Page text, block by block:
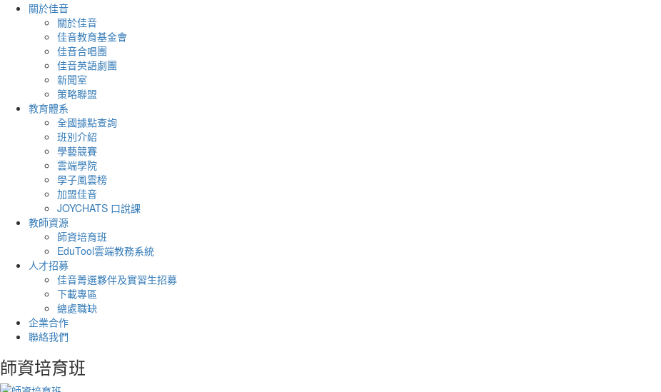
關於佳音
關於佳音
佳音教育基金會
佳音合唱團
佳音英語劇團
新聞室
策略聯盟
教育體系
全國據點查詢
班別介紹
學藝競賽
雲端學院
學子風雲榜
加盟佳音
JOYCHATS 口說課
教師資源
師資培育班
EduTool雲端教務系統
人才招募
佳音菁選夥伴及實習生招募
下載專區
總處職缺
企業合作
聯絡我們
師資培育班